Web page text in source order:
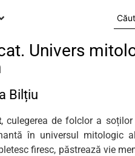
Univers
Bilțiu
, culegerea de folclor a
în universul mitologic
firesc, păstrează vie